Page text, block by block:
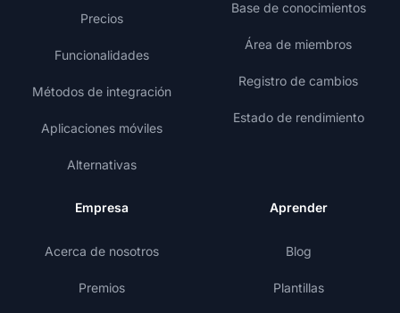
Precios
Funcionalidades
Métodos de integración
Aplicaciones móviles
Alternativas
Base de conocimientos
Área de miembros
Registro de cambios
Estado de rendimiento
Empresa
Acerca de nosotros
Premios
Aprender
Blog
Plantillas